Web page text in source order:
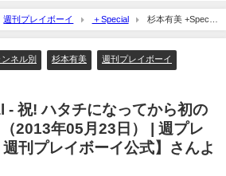
12月20日） | 週プレChannel【集
英社 週刊プレイボーイ公式】さん
より
12/20/2023
週刊プレイボーイ ＋Special
杉本有美 +Special
【杉本有美】（2013年05月23日） | 週プレ
ネル別 杉本有美 週刊プレイボーイ
- 祝! ハタチになってから初の
2013年05月23日） | 週プレ
刊プレイボーイ公式】さんよ